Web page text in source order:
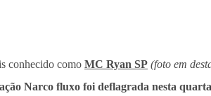
conhecido como MC Ryan SP (foto em
Narco fluxo foi deflagrada nesta